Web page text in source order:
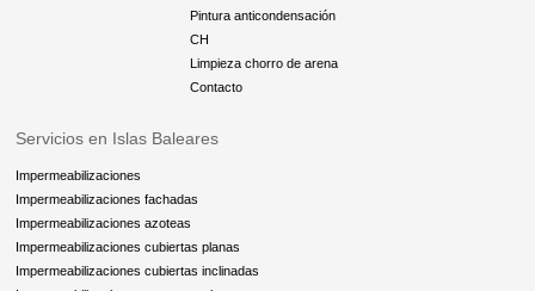
Pintura anticondensación
CH
Limpieza chorro de arena
Contacto
Servicios en Islas Baleares
Impermeabilizaciones
Impermeabilizaciones fachadas
Impermeabilizaciones azoteas
Impermeabilizaciones cubiertas planas
Impermeabilizaciones cubiertas inclinadas